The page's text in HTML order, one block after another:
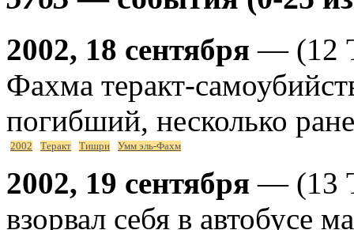
2002, 18 сентября — (12
Фахма теракт-
погибший, несколько
2002 Теракт Тишри Умм эль-Фахм
2002, 19 сентября — (13
взорвал себя в автобусе